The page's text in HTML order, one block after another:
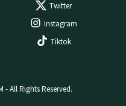
Twitter
Instagram
Tiktok
- All Rights Reserved.